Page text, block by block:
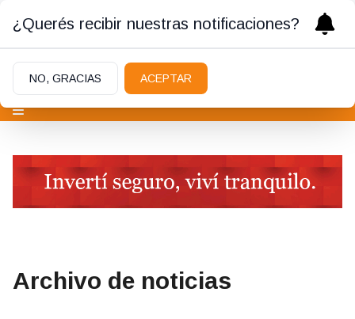
Archivo de noticias
¿Querés recibir nuestras notificaciones?
NO, GRACIAS ACEPTAR